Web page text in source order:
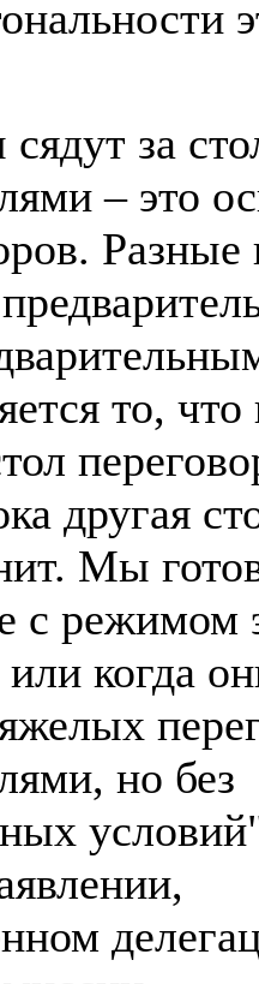
за
– это
Разные
то,
другая
Мы
с режимом
когда
но без